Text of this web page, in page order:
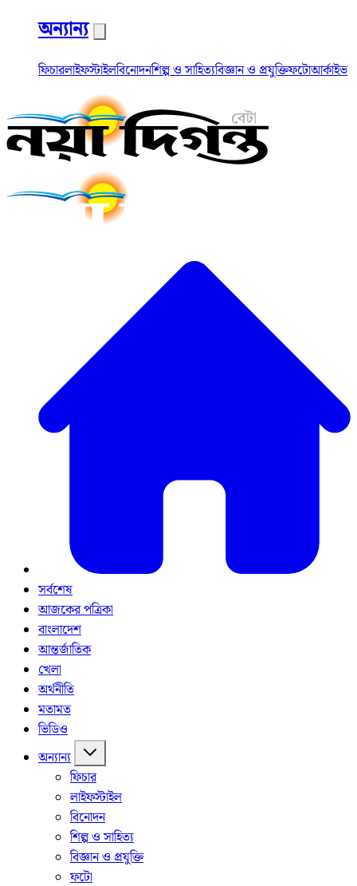
অন্যান্য
ফিচারলাইফস্টাইলবিনোদনশিল্প ও সাহিত্যবিজ্ঞান ও প্রযুক্তিফটোআর্কাইভ
সর্বশেষ
আজকের পত্রিকা
বাংলাদেশ
আন্তর্জাতিক
খেলা
অর্থনীতি
মতামত
ভিডিও
অন্যান্য
ফিচার
লাইফস্টাইল
বিনোদন
শিল্প ও সাহিত্য
বিজ্ঞান ও প্রযুক্তি
ফটো